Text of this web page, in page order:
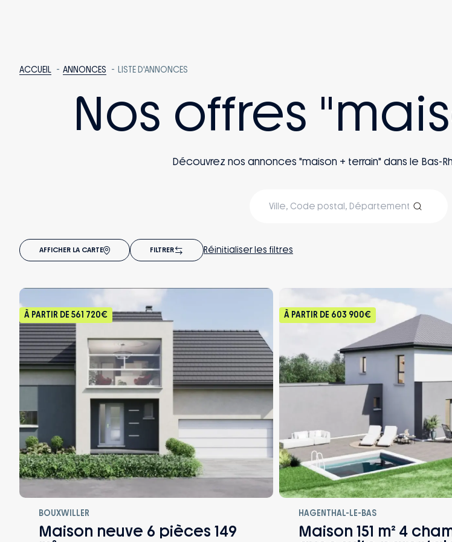
ACCUEIL ANNONCES LISTE D'ANNONCES
Nos offres
Découvrez nos annonces "maison + terrain" dans le Bas-
AFFICHER LA CARTE FILTRER Réinitialiser les filtres
À PARTIR DE 561 720€
BOUXWILLER
Maison neuve 6 pièces 149
À PARTIR DE 603 900€
HAGENTHAL-LE-BAS
Maison 151 m² 4